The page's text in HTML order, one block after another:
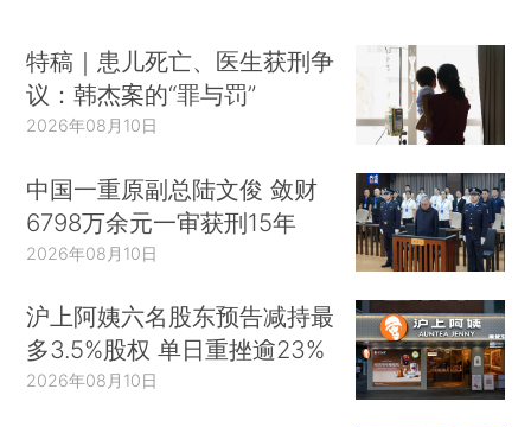
特稿｜患儿死亡、医生获刑争
议：韩杰案的“罪与罚”
2026年08月10日
中国一重原副总陆文俊 敛财
6798万余元一审获刑15年
2026年08月10日
沪上阿姨六名股东预告减持最
多3.5%股权 单日重挫逾23%
2026年08月10日